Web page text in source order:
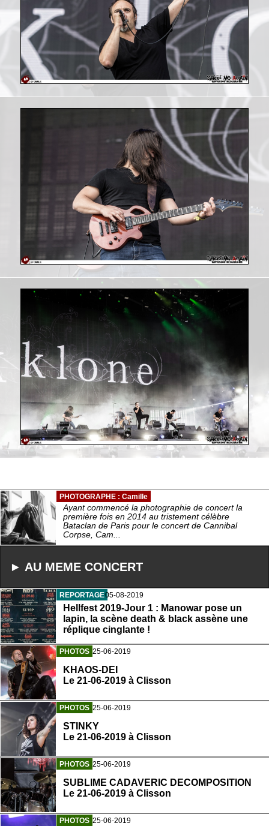
PHOTOGRAPHE : Camille
Ayant commencé la photographie de concert la
première fois en 2014 au tristement célèbre
Bataclan de Paris pour le concert de Cannibal
Corpse, Cam...
► AU MEME CONCERT
REPORTAGE05-08-2019
Hellfest 2019-Jour 1 : Manowar pose un
lapin, la scène death & black assène une
réplique cinglante !
PHOTOS 25-06-2019
KHAOS-DEI
Le 21-06-2019 à Clisson
PHOTOS 25-06-2019
STINKY
Le 21-06-2019 à Clisson
PHOTOS 25-06-2019
SUBLIME CADAVERIC DECOMPOSITION
Le 21-06-2019 à Clisson
PHOTOS 25-06-2019